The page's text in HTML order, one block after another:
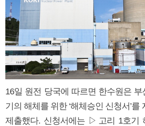
16일 원전 당국에 따르면 한수원은
기의 해체를 위한 ‘해체승인 신청서’를
제출했다. 신청서에는 ▷고리 1호기